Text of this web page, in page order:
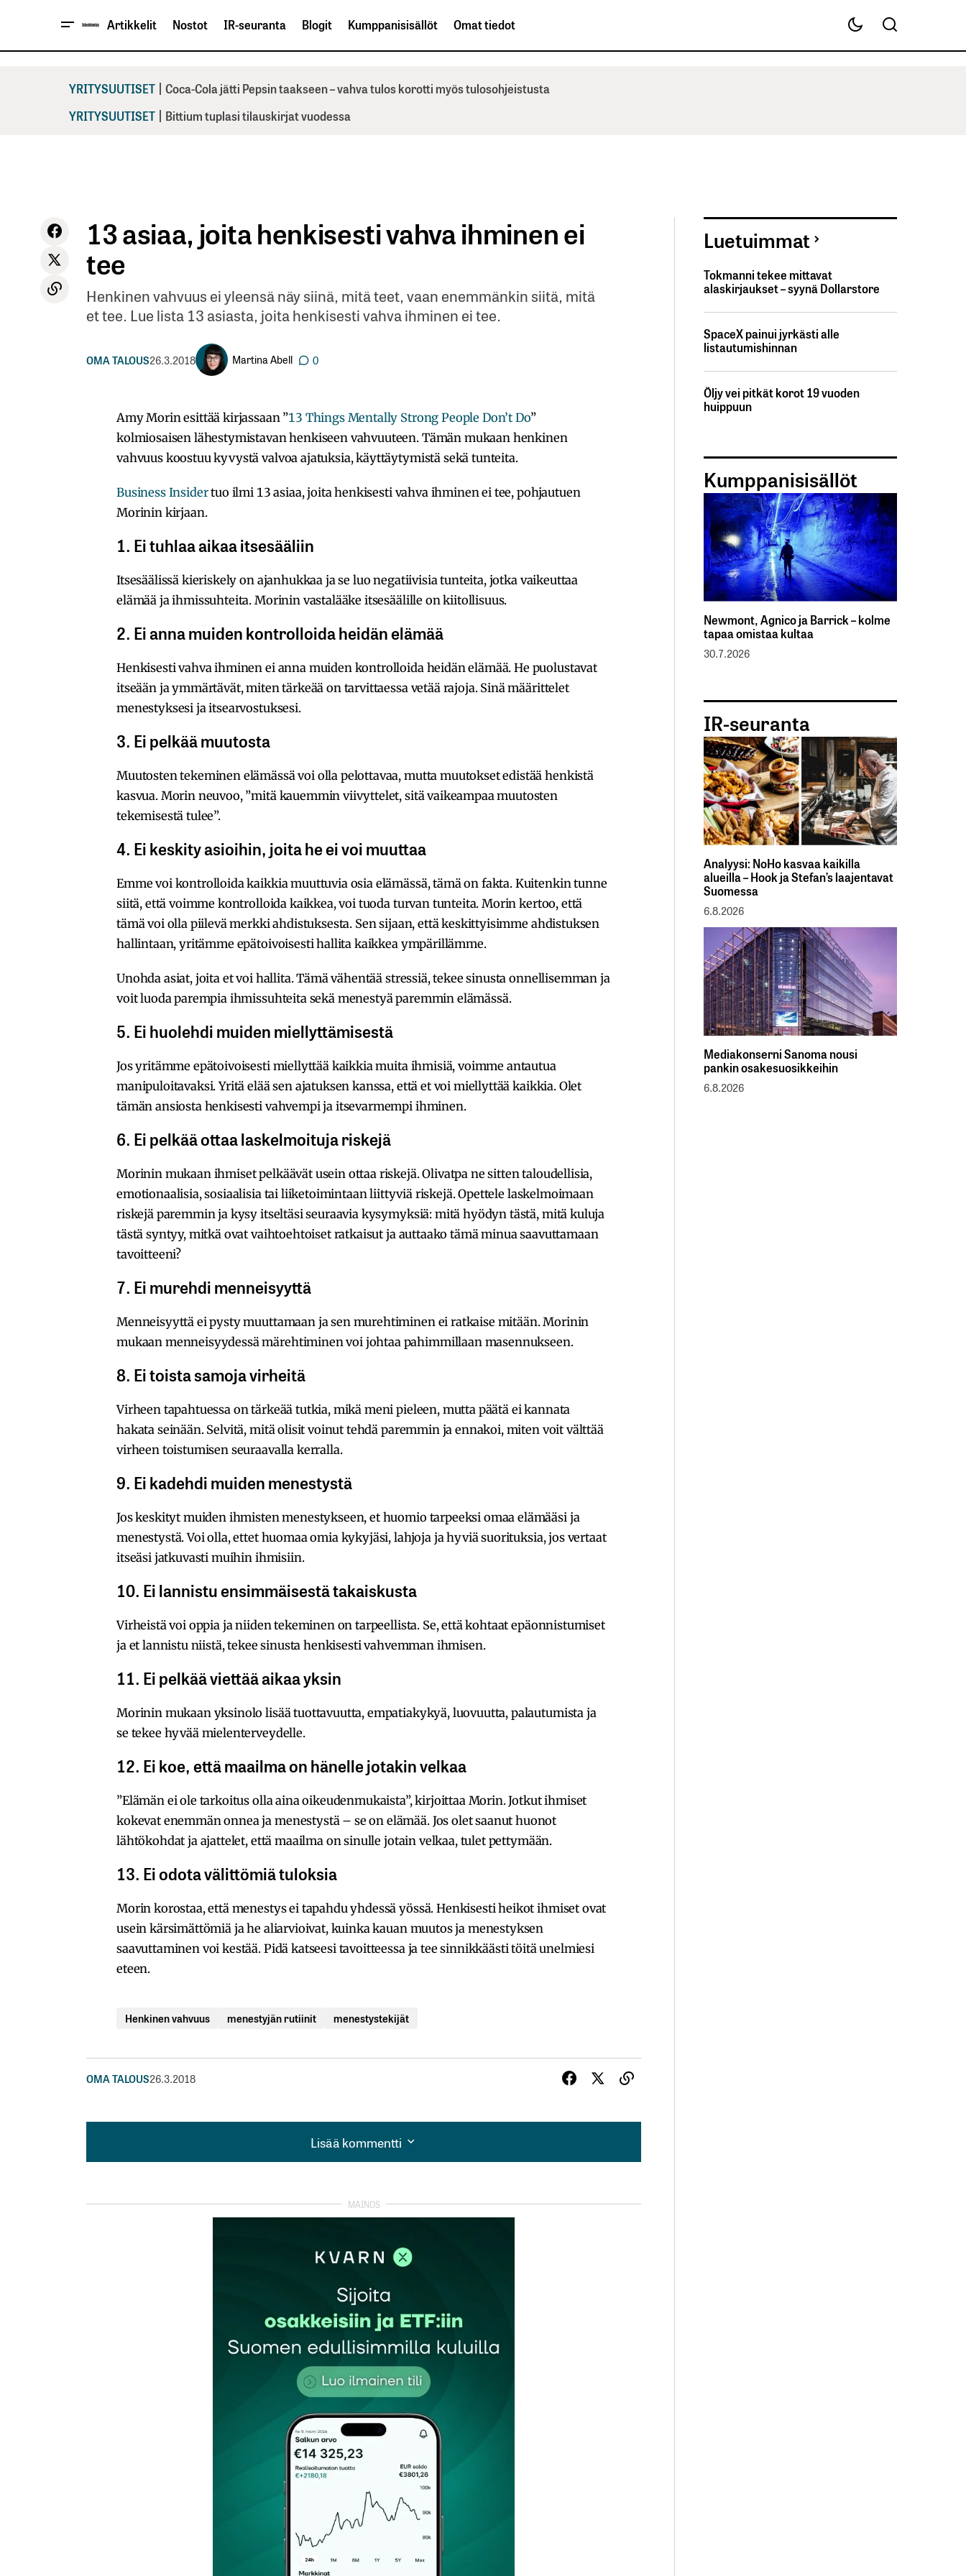
Artikkelit Nostot IR-seuranta Blogit Kumppanisisällöt Omat tiedot
YRITYSUUTISET | Coca-Cola jätti Pepsin taakseen – vahva tulos korotti myös tulosohjeistusta
YRITYSUUTISET | Bittium tuplasi tilauskirjat vuodessa
13 asiaa, joita henkisesti vahva ihminen ei
tee
Henkinen vahvuus ei yleensä näy siinä, mitä teet, vaan enemmänkin siitä, mitä
et tee. Lue lista 13 asiasta, joita henkisesti vahva ihminen ei tee.
OMA TALOUS26.3.2018 Martina Abell 0
Amy Morin esittää kirjassaan ”13 Things Mentally Strong People Don’t Do”
kolmiosaisen lähestymistavan henkiseen vahvuuteen. Tämän mukaan henkinen
vahvuus koostuu kyvystä valvoa ajatuksia, käyttäytymistä sekä tunteita.
Business Insidertuo ilmi 13 asiaa, joita henkisesti vahva ihminen ei tee, pohjautuen
Morinin kirjaan.
1. Ei tuhlaa aikaa itsesääliin
Itsesäälissä kieriskely on ajanhukkaa ja se luo negatiivisia tunteita, jotka vaikeuttaa
elämää ja ihmissuhteita. Morinin vastalääke itsesäälille on kiitollisuus.
2. Ei anna muiden kontrolloida heidän elämää
Henkisesti vahva ihminen ei anna muiden kontrolloida heidän elämää. He puolustavat
itseään ja ymmärtävät, miten tärkeää on tarvittaessa vetää rajoja. Sinä määrittelet
menestyksesi ja itsearvostuksesi.
3. Ei pelkää muutosta
Muutosten tekeminen elämässä voi olla pelottavaa, mutta muutokset edistää henkistä
kasvua. Morin neuvoo, ”mitä kauemmin viivyttelet, sitä vaikeampaa muutosten
tekemisestä tulee”.
4. Ei keskity asioihin, joita he ei voi muuttaa
Emme voi kontrolloida kaikkia muuttuvia osia elämässä, tämä on fakta. Kuitenkin tunne
siitä, että voimme kontrolloida kaikkea, voi tuoda turvan tunteita. Morin kertoo, että
tämä voi olla piilevä merkki ahdistuksesta. Sen sijaan, että keskittyisimme ahdistuksen
hallintaan, yritämme epätoivoisesti hallita kaikkea ympärillämme.
Unohda asiat, joita et voi hallita. Tämä vähentää stressiä, tekee sinusta onnellisemman ja
voit luoda parempia ihmissuhteita sekä menestyä paremmin elämässä.
5. Ei huolehdi muiden miellyttämisestä
Jos yritämme epätoivoisesti miellyttää kaikkia muita ihmisiä, voimme antautua
manipuloitavaksi. Yritä elää sen ajatuksen kanssa, että et voi miellyttää kaikkia. Olet
tämän ansiosta henkisesti vahvempi ja itsevarmempi ihminen.
6. Ei pelkää ottaa laskelmoituja riskejä
Morinin mukaan ihmiset pelkäävät usein ottaa riskejä. Olivatpa ne sitten taloudellisia,
emotionaalisia, sosiaalisia tai liiketoimintaan liittyviä riskejä. Opettele laskelmoimaan
riskejä paremmin ja kysy itseltäsi seuraavia kysymyksiä: mitä hyödyn tästä, mitä kuluja
tästä syntyy, mitkä ovat vaihtoehtoiset ratkaisut ja auttaako tämä minua saavuttamaan
tavoitteeni?
7. Ei murehdi menneisyyttä
Menneisyyttä ei pysty muuttamaan ja sen murehtiminen ei ratkaise mitään. Morinin
mukaan menneisyydessä märehtiminen voi johtaa pahimmillaan masennukseen.
8. Ei toista samoja virheitä
Virheen tapahtuessa on tärkeää tutkia, mikä meni pieleen, mutta päätä ei kannata
hakata seinään. Selvitä, mitä olisit voinut tehdä paremmin ja ennakoi, miten voit välttää
virheen toistumisen seuraavalla kerralla.
9. Ei kadehdi muiden menestystä
Jos keskityt muiden ihmisten menestykseen, et huomio tarpeeksi omaa elämääsi ja
menestystä. Voi olla, ettet huomaa omia kykyjäsi, lahjoja ja hyviä suorituksia, jos vertaat
itseäsi jatkuvasti muihin ihmisiin.
10. Ei lannistu ensimmäisestä takaiskusta
Virheistä voi oppia ja niiden tekeminen on tarpeellista. Se, että kohtaat epäonnistumiset
ja et lannistu niistä, tekee sinusta henkisesti vahvemman ihmisen.
11. Ei pelkää viettää aikaa yksin
Morinin mukaan yksinolo lisää tuottavuutta, empatiakykyä, luovuutta, palautumista ja
se tekee hyvää mielenterveydelle.
12. Ei koe, että maailma on hänelle jotakin velkaa
”Elämän ei ole tarkoitus olla aina oikeudenmukaista”, kirjoittaa Morin. Jotkut ihmiset
kokevat enemmän onnea ja menestystä – se on elämää. Jos olet saanut huonot
lähtökohdat ja ajattelet, että maailma on sinulle jotain velkaa, tulet pettymään.
13. Ei odota välittömiä tuloksia
Morin korostaa, että menestys ei tapahdu yhdessä yössä. Henkisesti heikot ihmiset ovat
usein kärsimättömiä ja he aliarvioivat, kuinka kauan muutos ja menestyksen
saavuttaminen voi kestää. Pidä katseesi tavoitteessa ja tee sinnikkäästi töitä unelmiesi
eteen.
Henkinen vahvuus menestyjän rutiinit menestystekijät
OMA TALOUS26.3.2018
Lisää kommentti
Lisää kommentti
Pakolliset kentät on merkitty
Sähköpostiosoitteesi
Luetuimmat
Tokmanni tekee mittavat
alaskirjaukset – syynä Dollarstore
SpaceX painui jyrkästi alle
listautumishinnan
Öljy vei pitkät korot 19 vuoden
huippuun
Kumppanisisällöt
Newmont, Agnico ja Barrick – kolme
tapaa omistaa kultaa
30.7.2026
IR-seuranta
Analyysi: NoHo kasvaa kaikilla
alueilla – Hook ja Stefan’s laajentavat
Suomessa
6.8.2026
Mediakonserni Sanoma nousi
pankin osakesuosikkeihin
6.8.2026